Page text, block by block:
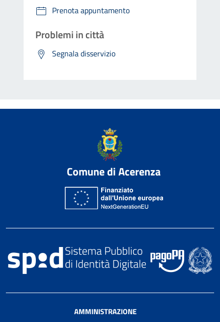
Prenota appuntamento
Problemi in città
Segnala disservizio
Comune di Acerenza
AMMINISTRAZIONE